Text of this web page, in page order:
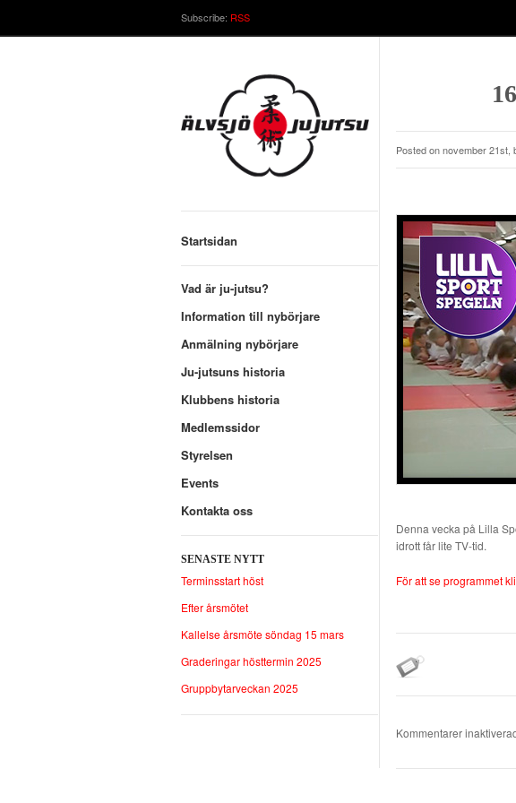
Subscribe: RSS
Startsidan
Vad är ju-jutsu?
Information till nybörjare
Anmälning nybörjare
Ju-jutsuns historia
Klubbens historia
Medlemssidor
Styrelsen
Events
Kontakta oss
SENASTE NYTT
Terminsstart höst
Efter årsmötet
Kallelse årsmöte söndag 15 mars
Graderingar hösttermin 2025
Gruppbytarveckan 2025
Posted on november 21st,
Denna vecka på Lilla
idrott får lite TV-tid.
För att se programmet
Kommentarer